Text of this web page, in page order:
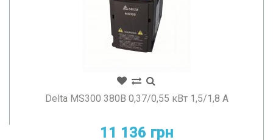
Delta MS300 380В 0,37/0,55 кВт 1,5/1,8 А
11 136 грн